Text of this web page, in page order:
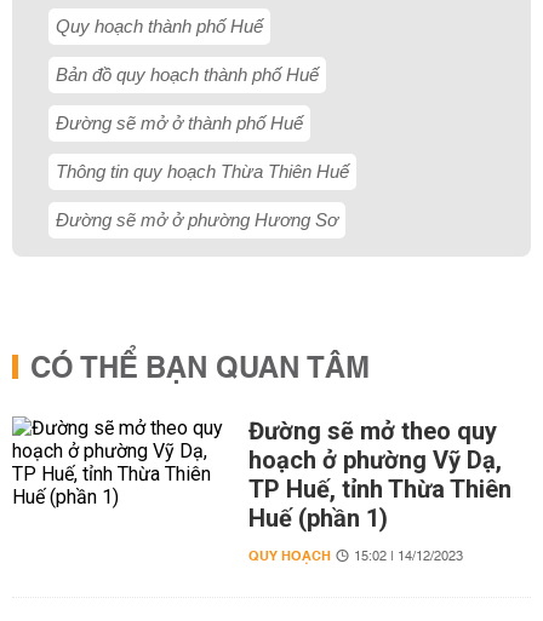
Quy hoạch thành phố Huế
Bản đồ quy hoạch thành phố Huế
Đường sẽ mở ở thành phố Huế
Thông tin quy hoạch Thừa Thiên Huế
Đường sẽ mở ở phường Hương Sơ
CÓ THỂ BẠN QUAN TÂM
Đường sẽ mở theo quy
hoạch ở phường Vỹ Dạ,
TP Huế, tỉnh Thừa Thiên
Huế (phần 1)
QUY HOẠCH 15:02 | 14/12/2023